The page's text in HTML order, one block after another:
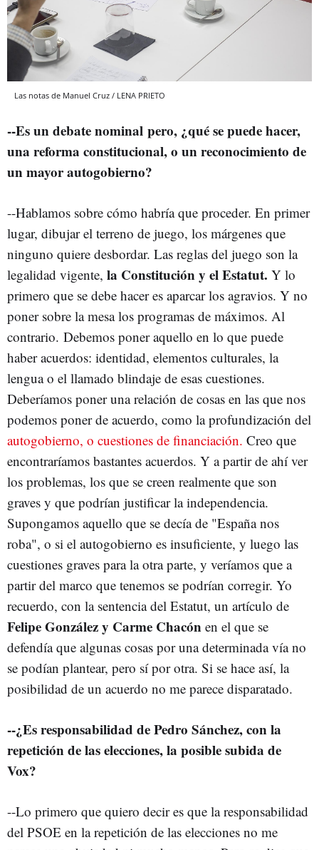
Las notas de Manuel Cruz / LENA PRIETO
--Es un debate nominal pero, ¿qué se puede hacer,
una reforma constitucional, o un reconocimiento de
un mayor autogobierno?
--Hablamos sobre cómo habría que proceder. En primer
lugar, dibujar el terreno de juego, los márgenes que
ninguno quiere desbordar. Las reglas del juego son la
legalidad vigente, la Constitución y el Estatut. Y lo
primero que se debe hacer es aparcar los agravios. Y no
poner sobre la mesa los programas de máximos. Al
contrario. Debemos poner aquello en lo que puede
haber acuerdos: identidad, elementos culturales, la
lengua o el llamado blindaje de esas cuestiones.
Deberíamos poner una relación de cosas en las que nos
podemos poner de acuerdo, como la profundización del
autogobierno, o cuestiones de financiación. Creo que
encontraríamos bastantes acuerdos. Y a partir de ahí ver
los problemas, los que se creen realmente que son
graves y que podrían justificar la independencia.
Supongamos aquello que se decía de "España nos
roba", o si el autogobierno es insuficiente, y luego las
cuestiones graves para la otra parte, y veríamos que a
partir del marco que tenemos se podrían corregir. Yo
recuerdo, con la sentencia del Estatut, un artículo de
Felipe González y Carme Chacón en el que se
defendía que algunas cosas por una determinada vía no
se podían plantear, pero sí por otra. Si se hace así, la
posibilidad de un acuerdo no me parece disparatado.
--¿Es responsabilidad de Pedro Sánchez, con la
repetición de las elecciones, la posible subida de
Vox?
--Lo primero que quiero decir es que la responsabilidad
del PSOE en la repetición de las elecciones no me